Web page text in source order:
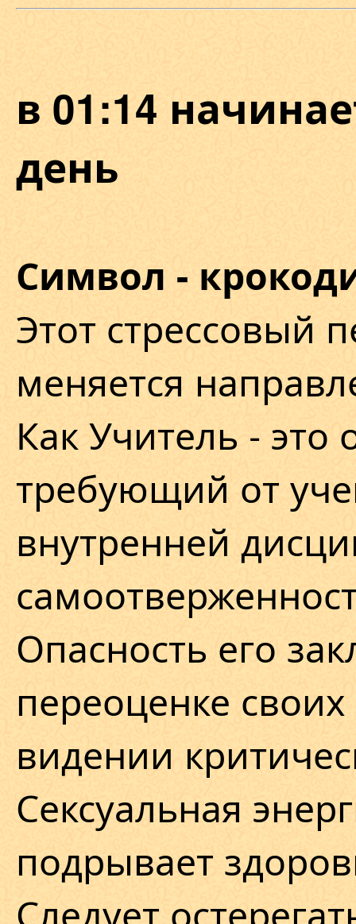
в 01:14
день
Символ -
Этот стрессовый
меняется
Как Учитель - это
требующий от
внутренней
Опасность его
переоценке
видении
Сексуальная
подрывает
Следует